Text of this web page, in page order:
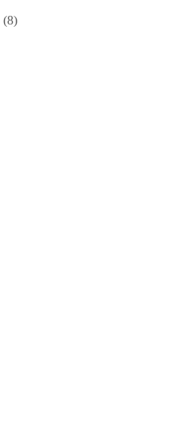
(8)